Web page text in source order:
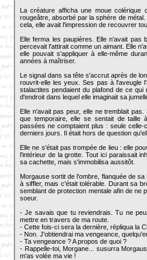
La créature afficha une moue colérique
rougeâtre, absorbé par la sphère de
cela, elle avait l'impression de recouvrer
Elle ferma les paupières. Elle n'avait pas
percevait l'attirait comme un aimant. Elle
elle pouvait s'appliquer à elle-même
années à maîtriser.
Le signal dans sa tête s'accrut après de
rouvrit-elle les yeux. Ses pas à l'aveugle
stalactites pendaient du plafond de ce
d'endroit dans lequel elle imaginait sa
Elle n'avait pas peur, elle ne tremblait
que temporaire, elle se sentait de taille
passées ne comptaient plus : seule
derniers jours. Il était hors de question
Elle ne s'était pas trompée de lieu : elle
l'intérieur de la grotte. Tout ici paraissait
sa cachette, mais s'immobilisa aussitôt.
Morgause sortit de l'ombre, flanquée de
à siffler, mais c'était tolérable. Durant sa
semblant de protection mentale afin de
soeur.
- Je savais que tu reviendrais. Tu ne
mettre en travers de ma route.
- Cette fois-ci sera la dernière, répliqua la
- Non. J'obtiendrai ma vengeance,
- Ta vengeance ? A propos de quoi ?
- Rappelle-toi, Morgane... susurra
m'as volée ma vie !